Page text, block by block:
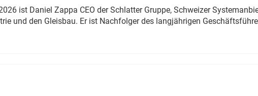
ist Daniel Zappa CEO der Schlatter Gruppe, Schweizer
und den Gleisbau. Er ist Nachfolger des langjährigen